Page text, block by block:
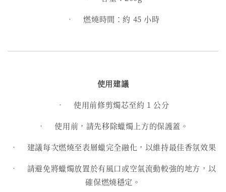
• 燃燒時間：約 45 小時
使用建議
•
使用前修剪燭芯至約 1 公分
•
使用前，請先移除蠟燭上方的保護蓋。
•
建議每次燃燒至表層蠟完全融化，以維持最佳香氛效果
•
請避免將蠟燭放置於有風口或空氣流動較強的地方，以
確保燃燒穩定。